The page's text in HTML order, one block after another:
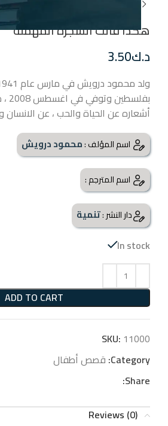
هكذا قالت الشجرة المهملة
د.ك3.50
أشعاره عن الحياة والحب ، عن الانسان
اسم المؤلف :محمود درويش
اسم المترجم :
دار النشر :تنمية
In stock
ADD TO CART
SKU: 11000
Category: قصص أطفال
Share:
Reviews (0)